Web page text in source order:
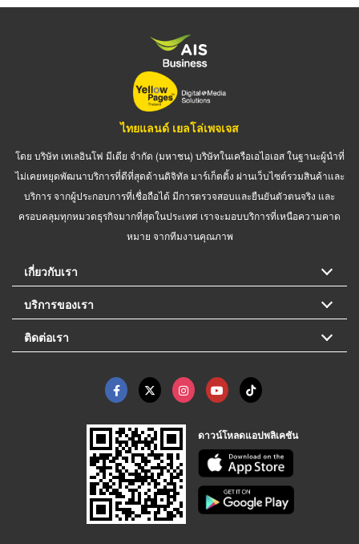
ไทยแลนด์ เยลโล่เพจเจส
โดย บริษัท เทเลอินโฟ มีเดีย จำกัด (มหาชน) บริษัทในเครือเอไอเอส ในฐานะผู้นำที่
ไม่เคยหยุดพัฒนาบริการที่ดีที่สุดด้านดิจิทัล มาร์เก็ตติ้ง ผ่านเว็บไซต์รวมสินค้าและ
บริการ จากผู้ประกอบการที่เชื่อถือได้ มีการตรวจสอบและยืนยันตัวตนจริง และ
ครอบคลุมทุกหมวดธุรกิจมากที่สุดในประเทศ เราจะมอบบริการที่เหนือความคาด
หมาย จากทีมงานคุณภาพ
เกี่ยวกับเรา
บริการของเรา
ติดต่อเรา
ดาวน์โหลดแอปพลิเคชัน